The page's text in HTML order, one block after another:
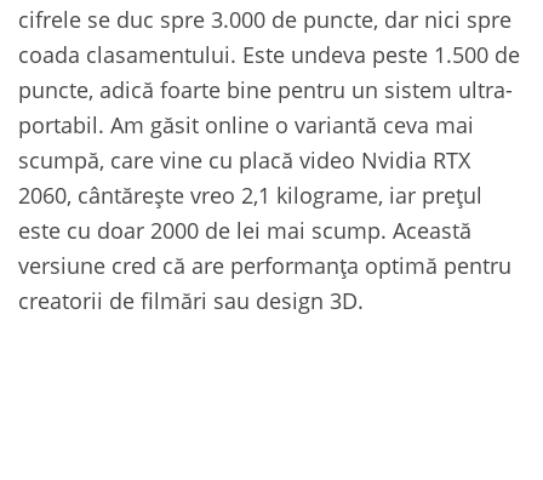
cifrele se duc spre 3.000 de puncte, dar nici spre
coada clasamentului. Este undeva peste 1.500 de
puncte, adică foarte bine pentru un sistem ultra-
portabil. Am găsit online o variantă ceva mai
scumpă, care vine cu placă video Nvidia RTX
2060, cântărește vreo 2,1 kilograme, iar prețul
este cu doar 2000 de lei mai scump. Această
versiune cred că are performanța optimă pentru
creatorii de filmări sau design 3D.